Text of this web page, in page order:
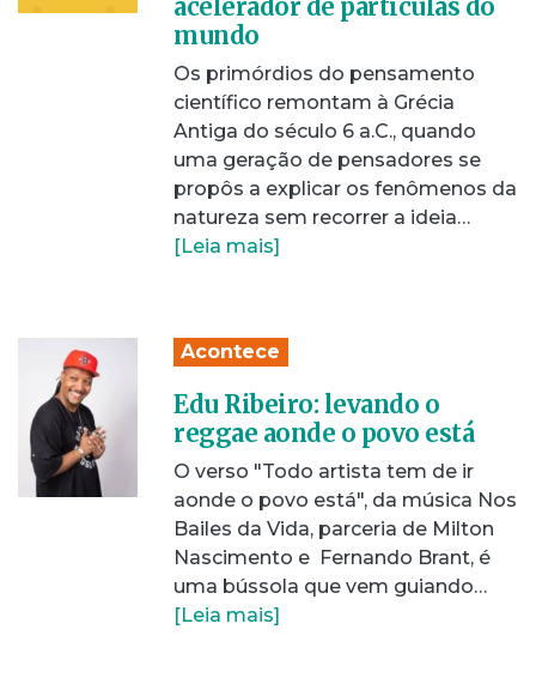
acelerador de partículas do
mundo
Os primórdios do pensamento
científico remontam à Grécia
Antiga do século 6 a.C., quando
uma geração de pensadores se
propôs a explicar os fenômenos da
natureza sem recorrer a ideia…
[Leia mais]
Acontece
Edu Ribeiro: levando o
reggae aonde o povo está
O verso "Todo artista tem de ir
aonde o povo está", da música Nos
Bailes da Vida, parceria de Milton
Nascimento e Fernando Brant, é
uma bússola que vem guiando…
[Leia mais]